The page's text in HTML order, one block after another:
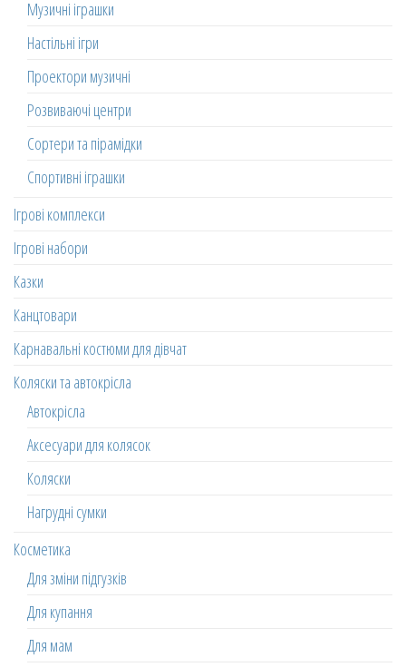
Музичні іграшки
Настільні ігри
Проектори музичні
Розвиваючі центри
Сортери та пірамідки
Спортивні іграшки
Ігрові комплекси
Ігрові набори
Казки
Канцтовари
Карнавальні костюми для дівчат
Коляски та автокрісла
Автокрісла
Аксесуари для колясок
Коляски
Нагрудні сумки
Косметика
Для зміни підгузків
Для купання
Для мам